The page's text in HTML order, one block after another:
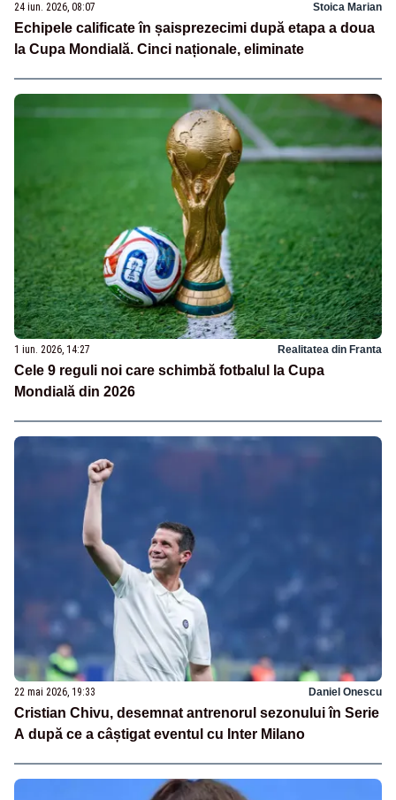
24 iun. 2026, 08:07 Stoica Marian
Echipele calificate în șaisprezecimi după etapa a doua
la Cupa Mondială. Cinci naționale, eliminate
1 iun. 2026, 14:27 Realitatea din Franta
Cele 9 reguli noi care schimbă fotbalul la Cupa
Mondială din 2026
22 mai 2026, 19:33 Daniel Onescu
Cristian Chivu, desemnat antrenorul sezonului în Serie
A după ce a câștigat eventul cu Inter Milano